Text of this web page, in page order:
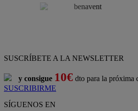
SUSCRÍBETE A LA NEWSLETTER
y consigue 10€ dto para la próxima
SUSCRIBIRME
SÍGUENOS EN